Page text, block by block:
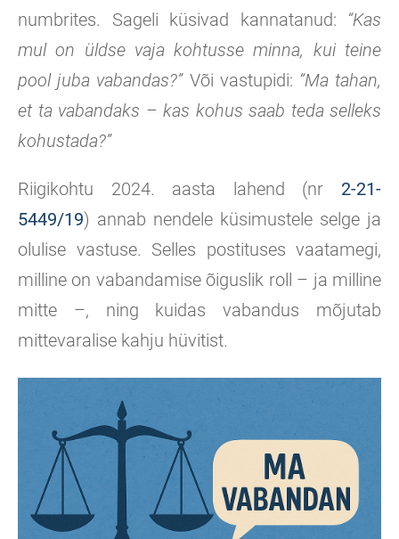
numbrites. Sageli küsivad kannatanud: “Kas
mul on üldse vaja kohtusse minna, kui teine
pool juba vabandas?”Või vastupidi: “Ma tahan,
et ta vabandaks – kas kohus saab teda selleks
kohustada?”
Riigikohtu 2024. aasta lahend (nr 2-21-
5449/19) annab nendele küsimustele selge ja
olulise vastuse. Selles postituses vaatamegi,
milline on vabandamise õiguslik roll – ja milline
mitte –, ning kuidas vabandus mõjutab
mittevaralise kahju hüvitist.